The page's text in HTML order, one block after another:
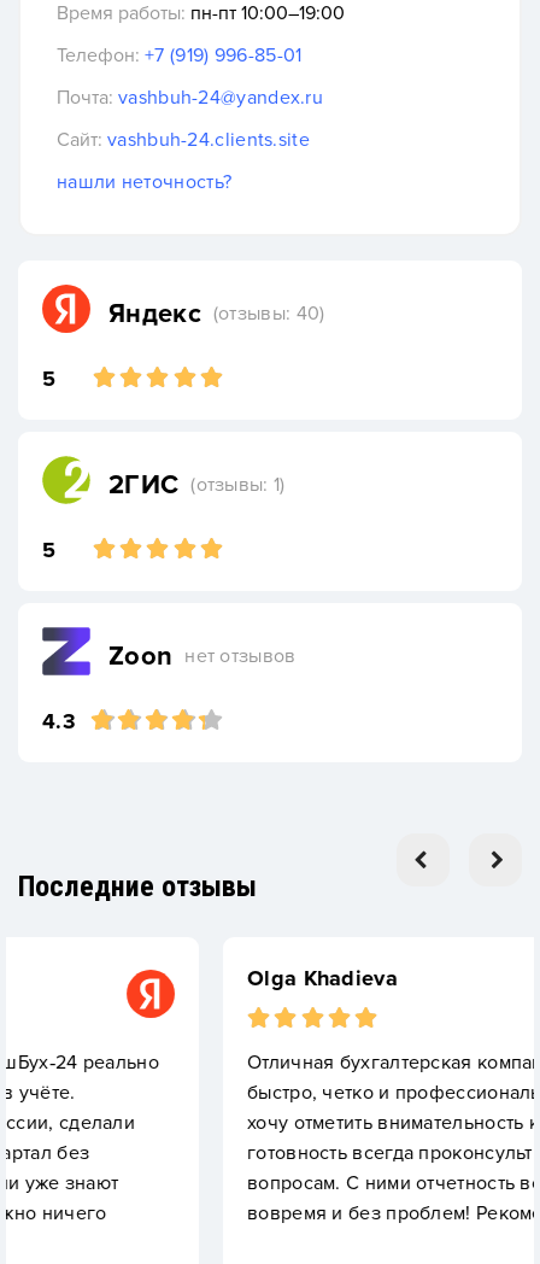
Время работы: пн-пт 10:00–19:00
Телефон: +7 (919) 996-85-01
Почта: vashbuh-24@yandex.ru
Сайт: vashbuh-24.clients.site
нашли неточность?
Яндекс (отзывы: 40)
5
2ГИС (отзывы: 1)
5
Zoon нет отзывов
4.3
Последние отзывы
Olga Khadieva
Отличная бухгалтерская компания! Работают
быстро, четко и профессионально. Особенно
хочу отметить внимательность к деталям и
готовность всегда проконсультировать по
вопросам. С ними отчетность всегда сдается
вовремя и без проблем! Рекомендую!